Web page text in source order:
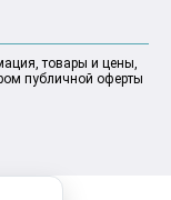
товары и цены,
публичной оферты